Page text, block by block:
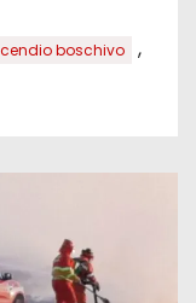
boschivo ,